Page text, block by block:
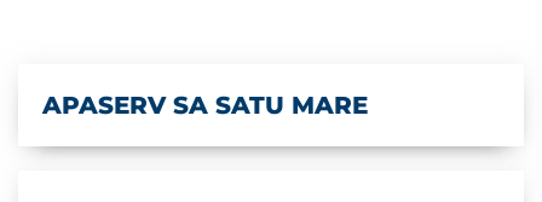
APASERV SA SATU MARE